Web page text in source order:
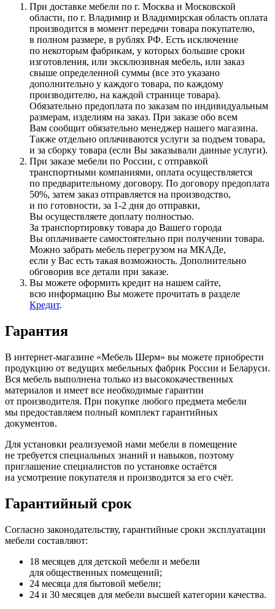
При доставке мебели по г. Москва и Московской
области, по г. Владимир и Владимирская область оплата
производится в момент передачи товара покупателю,
в полном размере, в рублях РФ. Есть исключение
по некоторым фабрикам, у которых большие сроки
изготовления, или эксклюзивная мебель, или заказ
свыше определенной суммы (все это указано
дополнительно у каждого товара, по каждому
производителю, на каждой странице товара).
Обязательно предоплата по заказам по индивидуальным
размерам, изделиям на заказ. При заказе обо всем
Вам сообщит обязательно менеджер нашего магазина.
Также отдельно оплачиваются услуги за подъем товара,
и за сборку товара (если Вы заказывали данные услуги).
При заказе мебели по России, с отправкой
транспортными компаниями, оплата осуществляется
по предварительному договору. По договору предоплата
50%, затем заказ отправляется на производство,
и по готовности, за 1-2 дня до отправки,
Вы осуществляете доплату полностью.
За транспортировку товара до Вашего города
Вы оплачиваете самостоятельно при получении товара.
Можно забрать мебель перегрузом на МКАДе,
если у Вас есть такая возможность. Дополнительно
обговорив все детали при заказе.
Вы можете оформить кредит на нашем сайте,
всю информацию Вы можете прочитать в разделе
Кредит.
Гарантия
В интернет-магазине «Мебель Шерм» вы можете приобрести
продукцию от ведущих мебельных фабрик России и Беларуси.
Вся мебель выполнена только из высококачественных
материалов и имеет все необходимые гарантии
от производителя. При покупке любого предмета мебели
мы предоставляем полный комплект гарантийных
документов.
Для установки реализуемой нами мебели в помещение
не требуется специальных знаний и навыков, поэтому
приглашение специалистов по установке остаётся
на усмотрение покупателя и производится за его счёт.
Гарантийный срок
Согласно законодательству, гарантийные сроки эксплуатации
мебели составляют:
18 месяцев для детской мебели и мебели
для общественных помещений;
24 месяца для бытовой мебели;
24 и 30 месяцев для мебели высшей категории качества.